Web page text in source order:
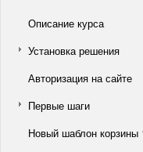
Описание курса
Установка решения
Авторизация на сайте
Первые шаги
Новый шаблон корзины